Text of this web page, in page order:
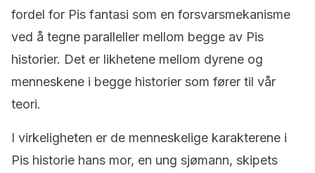
fordel for Pis fantasi som en forsvarsmekanisme
ved å tegne paralleller mellom begge av Pis
historier. Det er likhetene mellom dyrene og
menneskene i begge historier som fører til vår
teori.
I virkeligheten er de menneskelige karakterene i
Pis historie hans mor, en ung sjømann, skipets